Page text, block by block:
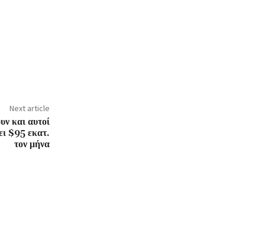
Next article
και αυτοί
$95 εκατ.
τον μήνα